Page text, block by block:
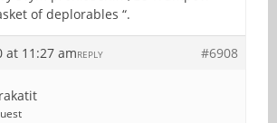
of deplorables “.
at 11:27 am #6908
REPLY